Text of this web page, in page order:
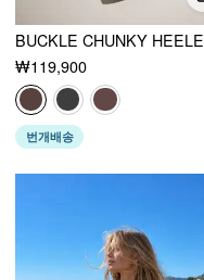
₩119,900
번개배송